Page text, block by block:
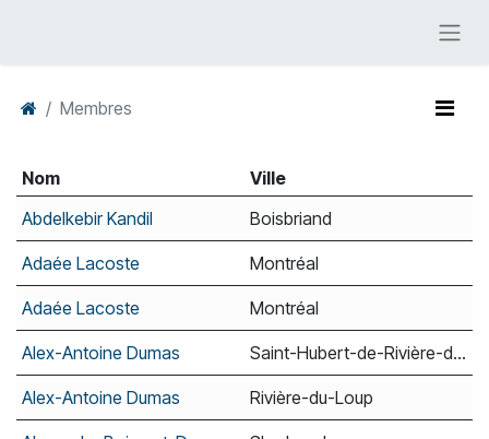
Membres
Nom
Ville
Abdelkebir Kandil
Boisbriand
Adaée Lacoste Montréal
Adaée Lacoste Montréal
Alex-Antoine Dumas Saint-Hubert-de-Rivière-du-Loup
Alex-Antoine Dumas Rivière-du-Loup